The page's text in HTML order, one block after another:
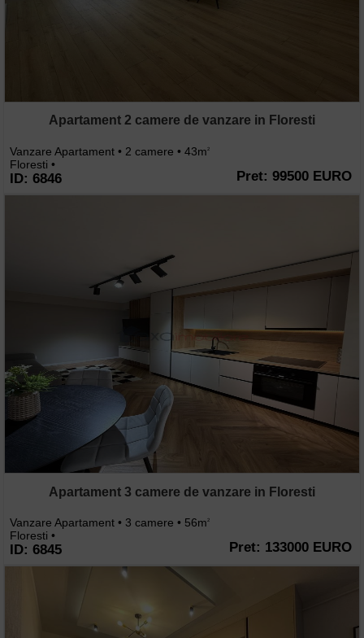
Apartament 2 camere de vanzare in Floresti
Vanzare Apartament • 2 camere • 43m2
Floresti •
ID: 6846 Pret: 99500 EURO
Apartament 3 camere de vanzare in Floresti
Vanzare Apartament • 3 camere • 56m2
Floresti •
ID: 6845 Pret: 133000 EURO